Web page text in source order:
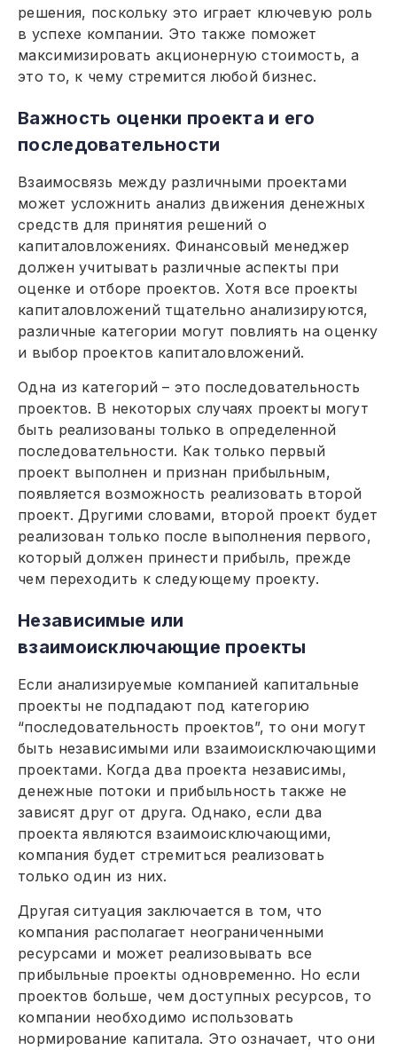
решения, поскольку это играет ключевую роль
в успехе компании. Это также поможет
максимизировать акционерную стоимость, а
это то, к чему стремится любой бизнес.
Важность оценки проекта и его
последовательности
Взаимосвязь между различными проектами
может усложнить анализ движения денежных
средств для принятия решений о
капиталовложениях. Финансовый менеджер
должен учитывать различные аспекты при
оценке и отборе проектов. Хотя все проекты
капиталовложений тщательно анализируются,
различные категории могут повлиять на оценку
и выбор проектов капиталовложений.
Одна из категорий – это последовательность
проектов. В некоторых случаях проекты могут
быть реализованы только в определенной
последовательности. Как только первый
проект выполнен и признан прибыльным,
появляется возможность реализовать второй
проект. Другими словами, второй проект будет
реализован только после выполнения первого,
который должен принести прибыль, прежде
чем переходить к следующему проекту.
Независимые или
взаимоисключающие проекты
Если анализируемые компанией капитальные
проекты не подпадают под категорию
“последовательность проектов”, то они могут
быть независимыми или взаимоисключающими
проектами. Когда два проекта независимы,
денежные потоки и прибыльность также не
зависят друг от друга. Однако, если два
проекта являются взаимоисключающими,
компания будет стремиться реализовать
только один из них.
Другая ситуация заключается в том, что
компания располагает неограниченными
ресурсами и может реализовывать все
прибыльные проекты одновременно. Но если
проектов больше, чем доступных ресурсов, то
компании необходимо использовать
нормирование капитала. Это означает, что они